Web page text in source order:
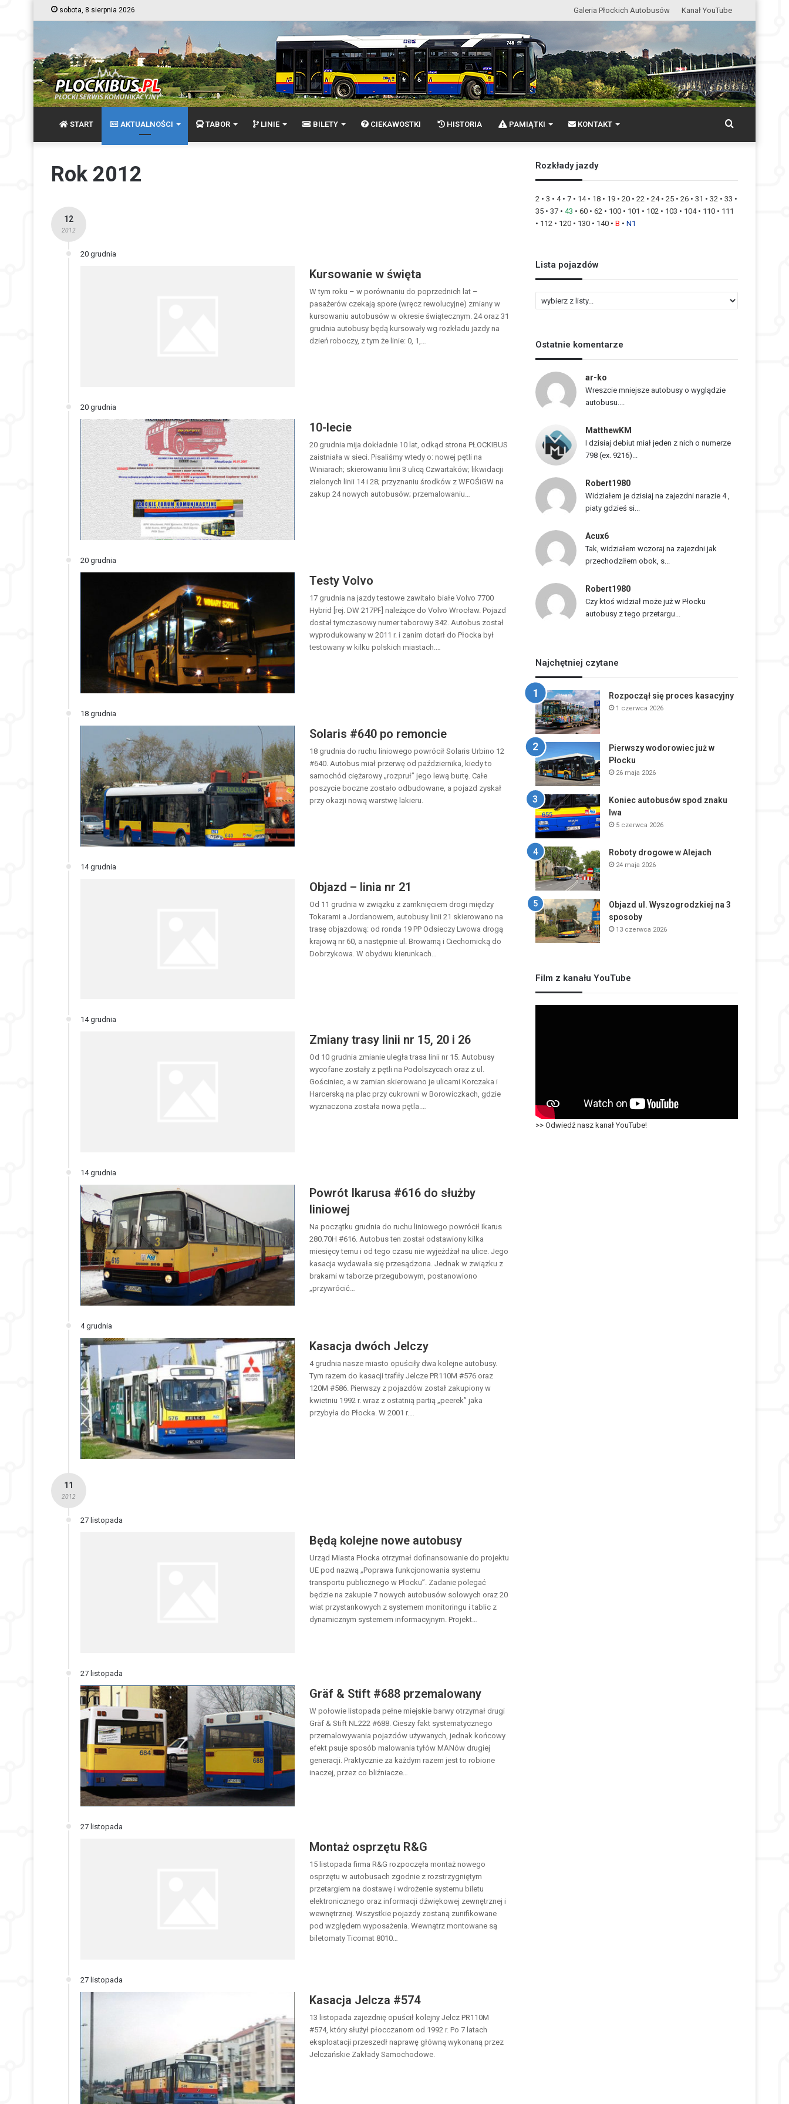
sobota, 8 sierpnia 2026 Galeria Płockich Autobusów Kanał YouTube
START AKTUALNOŚCI TABOR LINIE BILETY CIEKAWOSTKI HISTORIA PAMIĄTKI KONTAKT Wyszukaj
Rok 2012
12
2012
20 grudnia
Kursowanie w święta
W tym roku – w porównaniu do poprzednich lat –
pasażerów czekają spore (wręcz rewolucyjne) zmiany w
kursowaniu autobusów w okresie świątecznym. 24 oraz 31
grudnia autobusy będą kursowały wg rozkładu jazdy na
dzień roboczy, z tym że linie: 0, 1,…
20 grudnia
10-lecie
20 grudnia mija dokładnie 10 lat, odkąd strona PŁOCKIBUS
zaistniała w sieci. Pisaliśmy wtedy o: nowej pętli na
Winiarach; skierowaniu linii 3 ulicą Czwartaków; likwidacji
zielonych linii 14 i 28; przyznaniu środków z WFOŚiGW na
zakup 24 nowych autobusów; przemalowaniu…
20 grudnia
Testy Volvo
17 grudnia na jazdy testowe zawitało białe Volvo 7700
Hybrid [rej. DW 217PF] należące do Volvo Wrocław. Pojazd
dostał tymczasowy numer taborowy 342. Autobus został
wyprodukowany w 2011 r. i zanim dotarł do Płocka był
testowany w kilku polskich miastach.…
18 grudnia
Solaris #640 po remoncie
18 grudnia do ruchu liniowego powrócił Solaris Urbino 12
#640. Autobus miał przerwę od października, kiedy to
samochód ciężarowy „rozpruł” jego lewą burtę. Całe
poszycie boczne zostało odbudowane, a pojazd zyskał
przy okazji nową warstwę lakieru.
14 grudnia
Objazd – linia nr 21
Od 11 grudnia w związku z zamknięciem drogi między
Tokarami a Jordanowem, autobusy linii 21 skierowano na
trasę objazdową: od ronda 19 PP Odsieczy Lwowa drogą
krajową nr 60, a następnie ul. Browarną i Ciechomicką do
Dobrzykowa. W obydwu kierunkach…
14 grudnia
Zmiany trasy linii nr 15, 20 i 26
Od 10 grudnia zmianie uległa trasa linii nr 15. Autobusy
wycofane zostały z pętli na Podolszycach oraz z ul.
Gościniec, a w zamian skierowano je ulicami Korczaka i
Harcerską na plac przy cukrowni w Borowiczkach, gdzie
wyznaczona została nowa pętla.…
14 grudnia
Powrót Ikarusa #616 do służby
liniowej
Na początku grudnia do ruchu liniowego powrócił Ikarus
280.70H #616. Autobus ten został odstawiony kilka
miesięcy temu i od tego czasu nie wyjeżdżał na ulice. Jego
kasacja wydawała się przesądzona. Jednak w związku z
brakami w taborze przegubowym, postanowiono
„przywrócić…
4 grudnia
Kasacja dwóch Jelczy
4 grudnia nasze miasto opuściły dwa kolejne autobusy.
Tym razem do kasacji trafiły Jelcze PR110M #576 oraz
120M #586. Pierwszy z pojazdów został zakupiony w
kwietniu 1992 r. wraz z ostatnią partią „peerek” jaka
przybyła do Płocka. W 2001 r.…
11
2012
27 listopada
Będą kolejne nowe autobusy
Urząd Miasta Płocka otrzymał dofinansowanie do projektu
UE pod nazwą „Poprawa funkcjonowania systemu
transportu publicznego w Płocku”. Zadanie polegać
będzie na zakupie 7 nowych autobusów solowych oraz 20
wiat przystankowych z systemem monitoringu i tablic z
dynamicznym systemem informacyjnym. Projekt…
27 listopada
Gräf & Stift #688 przemalowany
W połowie listopada pełne miejskie barwy otrzymał drugi
Gräf & Stift NL222 #688. Cieszy fakt systematycznego
przemalowywania pojazdów używanych, jednak końcowy
efekt psuje sposób malowania tyłów MANów drugiej
generacji. Praktycznie za każdym razem jest to robione
inaczej, przez co bliźniacze…
27 listopada
Montaż osprzętu R&G
15 listopada firma R&G rozpoczęła montaż nowego
osprzętu w autobusach zgodnie z rozstrzygniętym
przetargiem na dostawę i wdrożenie systemu biletu
elektronicznego oraz informacji dźwiękowej zewnętrznej i
wewnętrznej. Wszystkie pojazdy zostaną zunifikowane
pod względem wyposażenia. Wewnątrz montowane są
biletomaty Ticomat 8010…
27 listopada
Kasacja Jelcza #574
13 listopada zajezdnię opuścił kolejny Jelcz PR110M
#574, który służył płocczanom od 1992 r. Po 7 latach
eksploatacji przeszedł naprawę główną wykonaną przez
Jelczańskie Zakłady Samochodowe.
Rozkłady jazdy
2 •3 •4•7 • 14• 18 • 19 •20 •22 •24•25 •26 •31 •32 •33 •
35 •37 •43 •60 •62 • 100 • 101 • 102 • 103 • 104• 110 • 111
• 112 • 120 • 130 • 140 •B •N1
Lista pojazdów
i
a
p
j
a
Ostatnie komentarze
ar-ko
Wreszcie mniejsze autobusy o wyglądzie
autobusu....
MatthewKM
I dzisiaj debiut miał jeden z nich o numerze
798 (ex. 9216)...
Robert1980
Widziałem je dzisiaj na zajezdni narazie 4 ,
piaty gdzieś si...
Acux6
Tak, widziałem wczoraj na zajezdni jak
przechodziłem obok, s...
Robert1980
Czy ktoś widział może już w Płocku
autobusy z tego przetargu...
Najchętniej czytane
Rozpoczął się proces kasacyjny
1 czerwca 2026
Pierwszy wodorowiec już w
Płocku
26 maja 2026
Koniec autobusów spod znaku
lwa
5 czerwca 2026
Roboty drogowe w Alejach
24 maja 2026
Objazd ul. Wyszogrodzkiej na 3
sposoby
13 czerwca 2026
Film z kanału YouTube
>> Odwiedź nasz kanał YouTube!